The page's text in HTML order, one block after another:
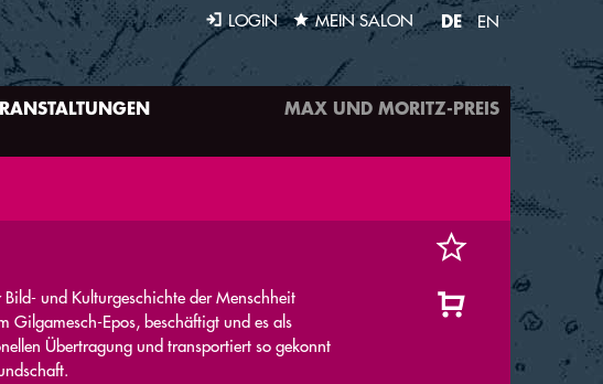
LOGIN MEIN SALON DE EN
MAX UND MORITZ-PREIS
und Kulturgeschichte der Menschheit
Gilgamesch-Epos, beschäftigt und es als
Übertragung und transportiert so gekonnt